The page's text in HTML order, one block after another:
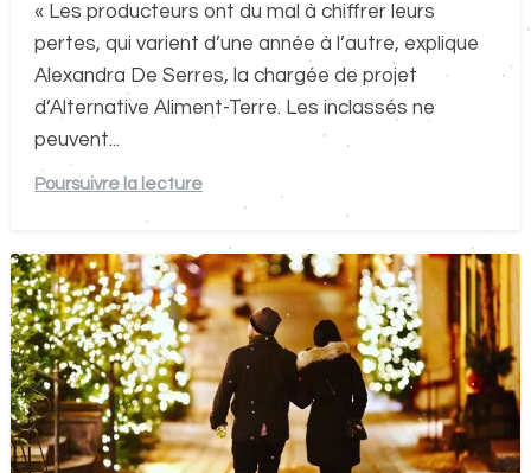
« Les producteurs ont du mal à chiffrer leurs
pertes, qui varient d’une année à l’autre, explique
Alexandra De Serres, la chargée de projet
d’Alternative Aliment-Terre. Les inclassés ne
peuvent...
Poursuivre la lecture